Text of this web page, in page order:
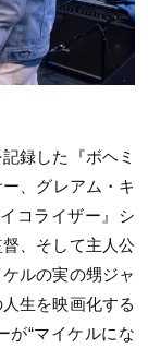
録した『ボヘミ
、グレアム・キ
コライザー』シ
、そして主人公
ルの実の甥ジャ
生を映画化する
が“マイケルにな